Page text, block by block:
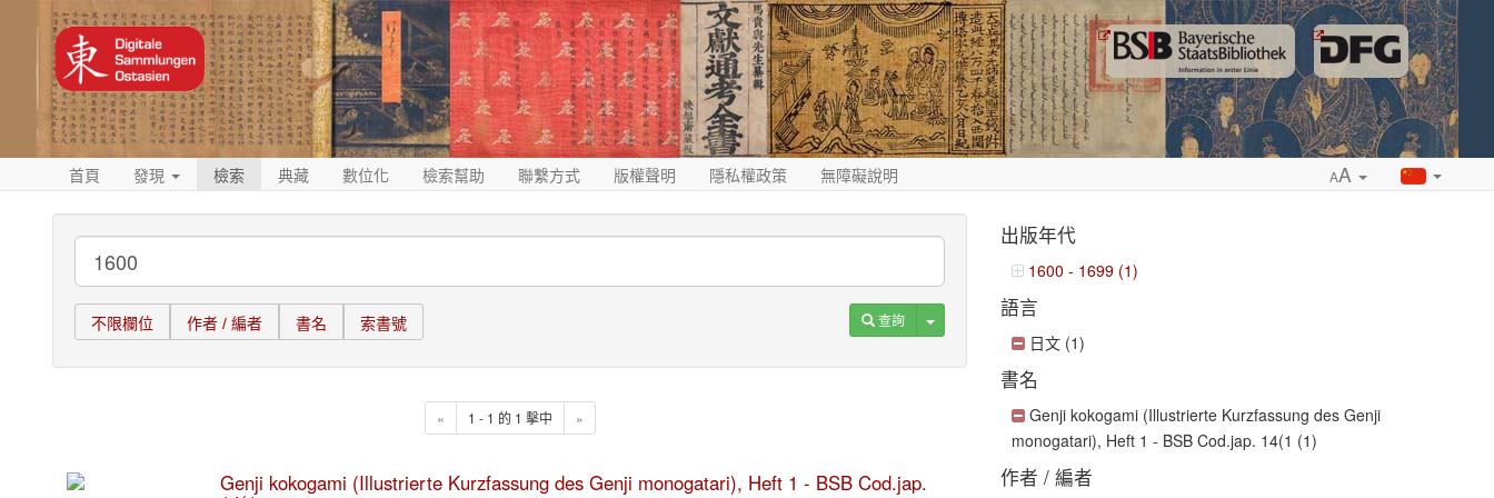
首頁 發現 檢索 典藏 數位化 檢索幫助 聯繫方式 版權聲明 隱私權政策 無障礙說明 AA
不限欄位 作者 / 編者 書名 索書號 查詢 Toggle Dropdown
« 1 - 1 的 1 擊中 »
Genji kokogami (Illustrierte Kurzfassung des Genji monogatari), Heft 1 - BSB Cod.jap.
出版年代
1600 - 1699 (1)
語言
日文 (1)
書名
Genji kokogami (Illustrierte Kurzfassung des Genji
monogatari), Heft 1 - BSB Cod.jap. 14(1 (1)
作者 / 編者